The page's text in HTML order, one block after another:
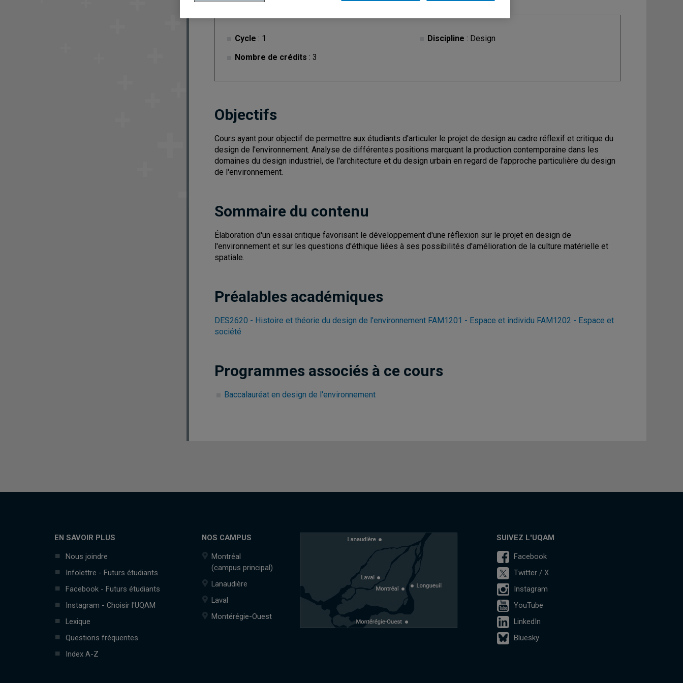
Cycle : 1
Nombre de crédits : 3
Discipline : Design
Objectifs
Cours ayant pour objectif de permettre aux étudiants d'articuler le projet de design au cadre réflexif et critique du
design de l'environnement. Analyse de différentes positions marquant la production contemporaine dans les
domaines du design industriel, de l'architecture et du design urbain en regard de l'approche particulière du design
de l'environnement.
Sommaire du contenu
Élaboration d'un essai critique favorisant le développement d'une réflexion sur le projet en design de
l'environnement et sur les questions d'éthique liées à ses possibilités d'amélioration de la culture matérielle et
spatiale.
Préalables académiques
DES2620 - Histoire et théorie du design de l'environnement FAM1201 - Espace et individu FAM1202 - Espace et
société
Programmes associés à ce cours
Baccalauréat en design de l'environnement
EN SAVOIR PLUS
Nous joindre
Infolettre - Futurs étudiants
Facebook - Futurs étudiants
Instagram - Choisir l'UQAM
Lexique
Questions fréquentes
Index A-Z
NOS CAMPUS
Montréal
(campus principal)
Lanaudière
Laval
Montérégie-Ouest
SUIVEZ L'UQAM
Facebook
Twitter / X
Instagram
YouTube
LinkedIn
Bluesky